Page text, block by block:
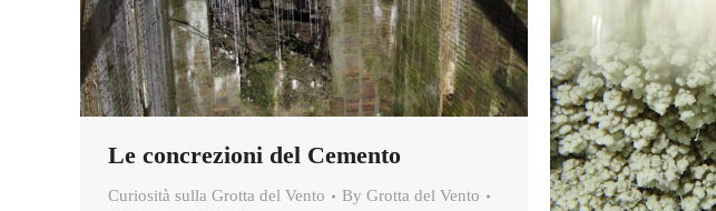
Le concrezioni del Cemento
Curiosità sulla Grotta del Vento By Grotta del Vento